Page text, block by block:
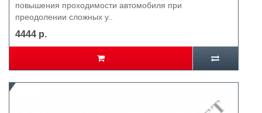
повышения проходимости автомобиля при
преодолении сложных у..
4444 р.